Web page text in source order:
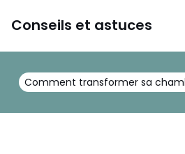
Conseils et astuces
Comment transformer sa